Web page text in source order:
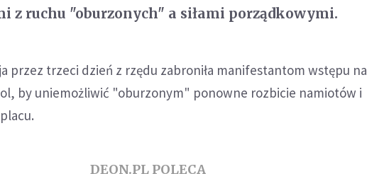
z ruchu "oburzonych" a siłami porządkowymi.
przez trzeci dzień z rzędu zabroniła manifestantom wstępu na
by uniemożliwić "oburzonym" ponowne rozbicie namiotów i
DEON.PL POLECA